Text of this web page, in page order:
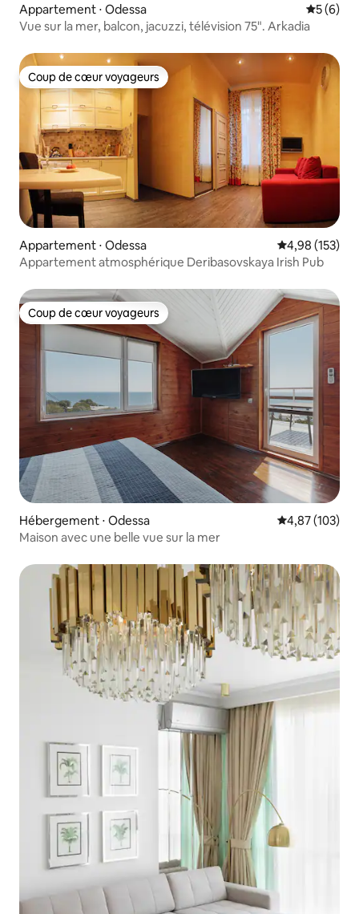
Appartement ⋅ Odessa
5 (6)
Vue sur la mer, balcon, jacuzzi, télévision 75". Arkadia
Coup de cœur voyageurs
Coup de cœur voyageurs
Appartement ⋅ Odessa Évaluation
4,98 (153)
Appartement atmosphérique Deribasovskaya Irish Pub
Coup de cœur voyageurs
Coup de cœur voyageurs
Hébergement ⋅ Odessa Évaluation
4,87 (103)
Maison avec une belle vue sur la mer